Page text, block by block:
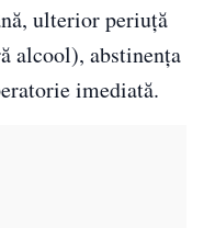
ulterior periuță
alcool), abstinența
imediată.